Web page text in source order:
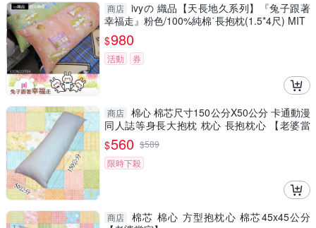
商店 ivyの 織品【天長地久系列】『兔子跟著
幸福走』粉色/100%純棉˙長抱枕(1.5*4尺) MIT
$980
活動 券
商店 棉心 棉芯尺寸150公分X50公分 卡通動漫
同人誌等身長大抱枕 枕心 長抱枕心 【老婆當
家】
$560 $589
限時下殺
商店
棉芯 棉心 方型抱枕心 棉芯45x45公分